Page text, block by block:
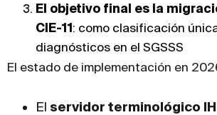
El objetivo final es la
CIE-11: como clasificación
diagnósticos en el SGSSS
El estado de implementación en
El servidor terminológico